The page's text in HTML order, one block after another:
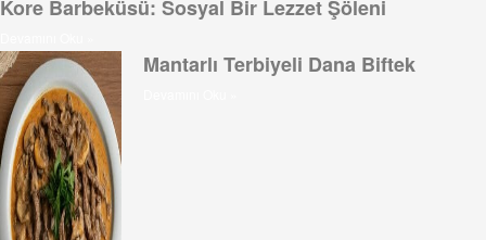
Kore Barbeküsü: Sosyal Bir Lezzet Şöleni
Mantarlı Terbiyeli Dana Biftek